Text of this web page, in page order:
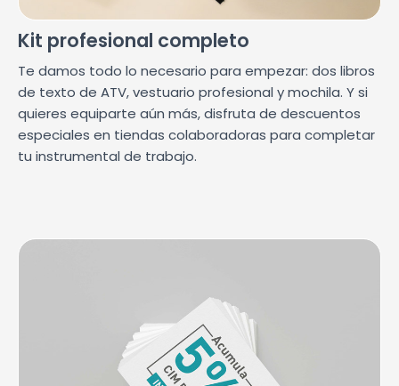
Kit profesional completo
Te damos todo lo necesario para empezar: dos libros
de texto de ATV, vestuario profesional y mochila. Y si
quieres equiparte aún más, disfruta de descuentos
especiales en tiendas colaboradoras para completar
tu instrumental de trabajo.